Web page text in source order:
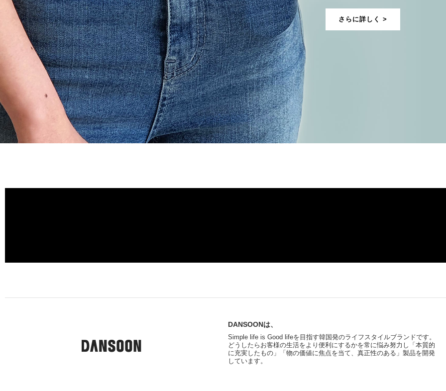
さらに詳しく >
DANSOONは、
Simple life is Good lifeを目指す韓国発のライフスタイルブランドです。
どうしたらお客様の生活をより便利にするかを常に悩み努力し「本質的
に充実したもの」「物の価値に焦点を当て、真正性のある」製品を開発
しています。